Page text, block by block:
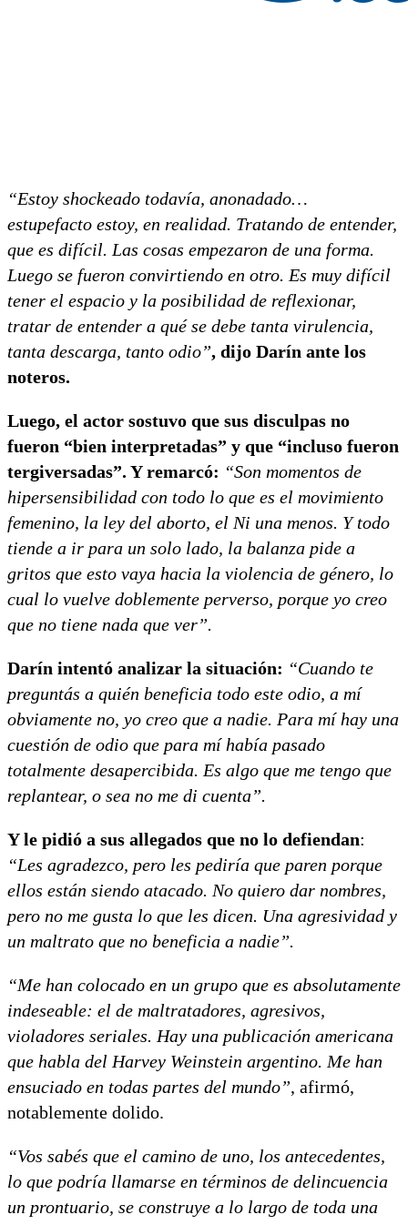
“Estoy shockeado todavía, anonadado…
estupefacto estoy, en realidad. Tratando de entender,
que es difícil. Las cosas empezaron de una forma.
Luego se fueron convirtiendo en otro. Es muy difícil
tener el espacio y la posibilidad de reflexionar,
tratar de entender a qué se debe tanta virulencia,
tanta descarga, tanto odio”, dijo Darín ante los
noteros.
Luego, el actor sostuvo que sus disculpas no
fueron “bien interpretadas” y que “incluso fueron
tergiversadas”. Y remarcó: “Son momentos de
hipersensibilidad con todo lo que es el movimiento
femenino, la ley del aborto, el Ni una menos. Y todo
tiende a ir para un solo lado, la balanza pide a
gritos que esto vaya hacia la violencia de género, lo
cual lo vuelve doblemente perverso, porque yo creo
que no tiene nada que ver”.
Darín intentó analizar la situación: “Cuando te
preguntás a quién beneficia todo este odio, a mí
obviamente no, yo creo que a nadie. Para mí hay una
cuestión de odio que para mí había pasado
totalmente desapercibida. Es algo que me tengo que
replantear, o sea no me di cuenta”.
Y le pidió a sus allegados que no lo defiendan:
“Les agradezco, pero les pediría que paren porque
ellos están siendo atacado. No quiero dar nombres,
pero no me gusta lo que les dicen. Una agresividad y
un maltrato que no beneficia a nadie”.
“Me han colocado en un grupo que es absolutamente
indeseable: el de maltratadores, agresivos,
violadores seriales. Hay una publicación americana
que habla del Harvey Weinstein argentino. Me han
ensuciado en todas partes del mundo”, afirmó,
notablemente dolido.
“Vos sabés que el camino de uno, los antecedentes,
lo que podría llamarse en términos de delincuencia
un prontuario, se construye a lo largo de toda una